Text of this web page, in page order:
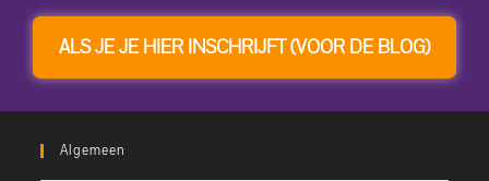
ALS JE JE HIER INSCHRIJFT (VOOR DE BLOG)
Algemeen